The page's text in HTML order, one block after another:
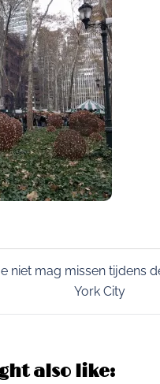
niet mag missen tijdens
York City
also like: